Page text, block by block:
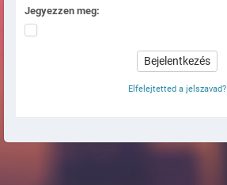
Jegyezzen meg:
Elfelejtetted a jelszavad?